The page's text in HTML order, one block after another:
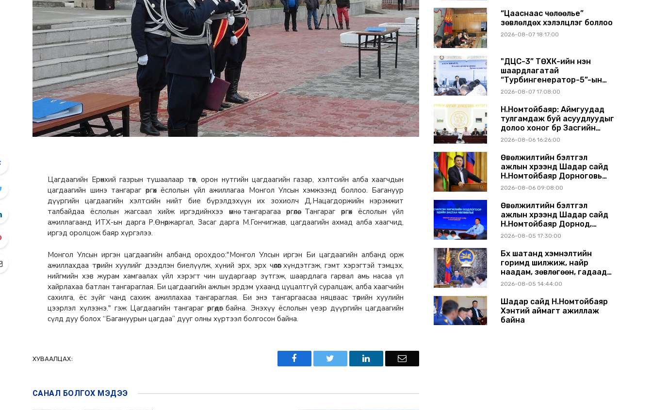
Цагдаагийн Ерөнхий газрын тушаалаар төв, орон нутгийн цагдаагийн газар, хэлтсийн алба хаагчдын
цагдаагийн шинэ тангараг өргөх ёслолын үйл ажиллагаа Монгол Улсын хэмжээнд боллоо. Багануур
дүүргийн цагдаагийн хэлтсийн нийт бие бүрэлдэхүүн их зохиолч Д.Нацагдоржийн нэрэмжит
талбайдаа ёслолын жагсаал хийж иргэдийнхээ өмнө тангарагаа өргөлөө. Тангараг өргөх ёслолын үйл
ажиллагаанд ИТХ-ын дарга Р.Өнөржаргал, Засаг дарга М.Гончигжав, цагдаагийн ахмад алба хаагчид,
иргэд оролцож баяр хүргэлээ.
Монгол Улсын иргэн цагдаагийн албанд орохдоо:"Монгол Улсын иргэн Би цагдаагийн албанд орж
ажиллахдаа төрийн хуулийг дээдлэн биелүүлж, хүний эрх, эрх чөлөөг хүндэтгэж, гэмт хэрэгтэй тэмцэх,
нийгмийн хэв журам хамгаалах үйл хэрэгт чин шударгаар зүтгэж, шаардлага гарвал амь насаа үл
хайрлахаа батлан тангараглая. Би цагдаагийн ажлын эрдэм ухаанд цуцалтгүй суралцаж, алба хаагчийн
сахилга, ёс зүйг чанд сахиж ажиллахаа тангараглая. Би энэ тангаргаасаа няцваас төрийн хуулийн
цээрлэл хүлээнэ." гэж Цагдаагийн тангараг өргөдөг байна. Энэхүү ёслолын үеэр дүүргийн цагдаагийн
сүлд дуу болох “Багануурын цагдаа” дууг олны хүртээл болгосон байна.
ХУВААЛЦАХ:
САНАЛ БОЛГОХ МЭДЭЭ
“Цааснаас чөлөөлье”
зөвлөлдөх хэлэлцүүлэг боллоо
2026-08-07 18:17:00
"ДЦС-3” ТӨХК-ийн нэн
шаардлагатай
“Турбингенератор-5”-ын
шинэчлэлийн төсвийг
2026-08-07 17:08:00
Н.Номтойбаяр: Аймгуудад
тулгамдаж буй асуудлуудыг
долоо хоног бүр Засгийн
газрын хуралдаанд
2026-08-06 16:26:00
Өвөлжилтийн бэлтгэл
ажлын хүрээнд Шадар сайд
Н.Номтойбаяр Дорноговь
аймагт ажиллав
2026-08-06 09:08:00
Өвөлжилтийн бэлтгэл
ажлын хүрээнд Шадар сайд
Н.Номтойбаяр Дорнод,
Сүхбаатар аймагт ажиллав
2026-08-05 17:30:00
Бүх шатанд хэмнэлтийн
горимд шилжиж, найр
наадам, зөвлөгөөн, гадаад
томилолтыг хориглолоо
2026-08-05 14:44:00
Шадар сайд Н.Номтойбаяр
Хэнтий аймагт ажиллаж
байна